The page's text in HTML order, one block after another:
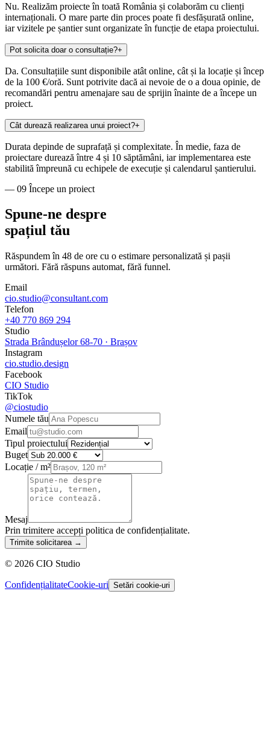
Nu. Realizăm proiecte în toată România și colaborăm cu clienți
internaționali. O mare parte din proces poate fi desfășurată online,
iar vizitele pe șantier sunt organizate în funcție de etapa proiectului.
Pot solicita doar o consultație?+
Da. Consultațiile sunt disponibile atât online, cât și la locație și încep
de la 100 €/oră. Sunt potrivite dacă ai nevoie de o a doua opinie, de
recomandări pentru amenajare sau de sprijin înainte de a începe un
proiect.
Cât durează realizarea unui proiect?+
Durata depinde de suprafață și complexitate. În medie, faza de
proiectare durează între 4 și 10 săptămâni, iar implementarea este
stabilită împreună cu echipele de execuție și calendarul șantierului.
— 09 Începe un proiect
Spune-ne despre
spațiul tău
Răspundem în 48 de ore cu o estimare personalizată și pașii
următori. Fără răspuns automat, fără funnel.
Email
cio.studio@consultant.com
Telefon
+40 770 869 294
Studio
Strada Brândușelor 68-70 · Brașov
Instagram
cio.studio.design
Facebook
CIO Studio
TikTok
@ciostudio
Numele tău
Email
Tipul proiectului
Buget
Locație / m²
Mesaj
Prin trimitere accepți politica de confidențialitate.
Trimite solicitarea →
© 2026 CIO Studio
ConfidențialitateCookie-uri Setări cookie-uri